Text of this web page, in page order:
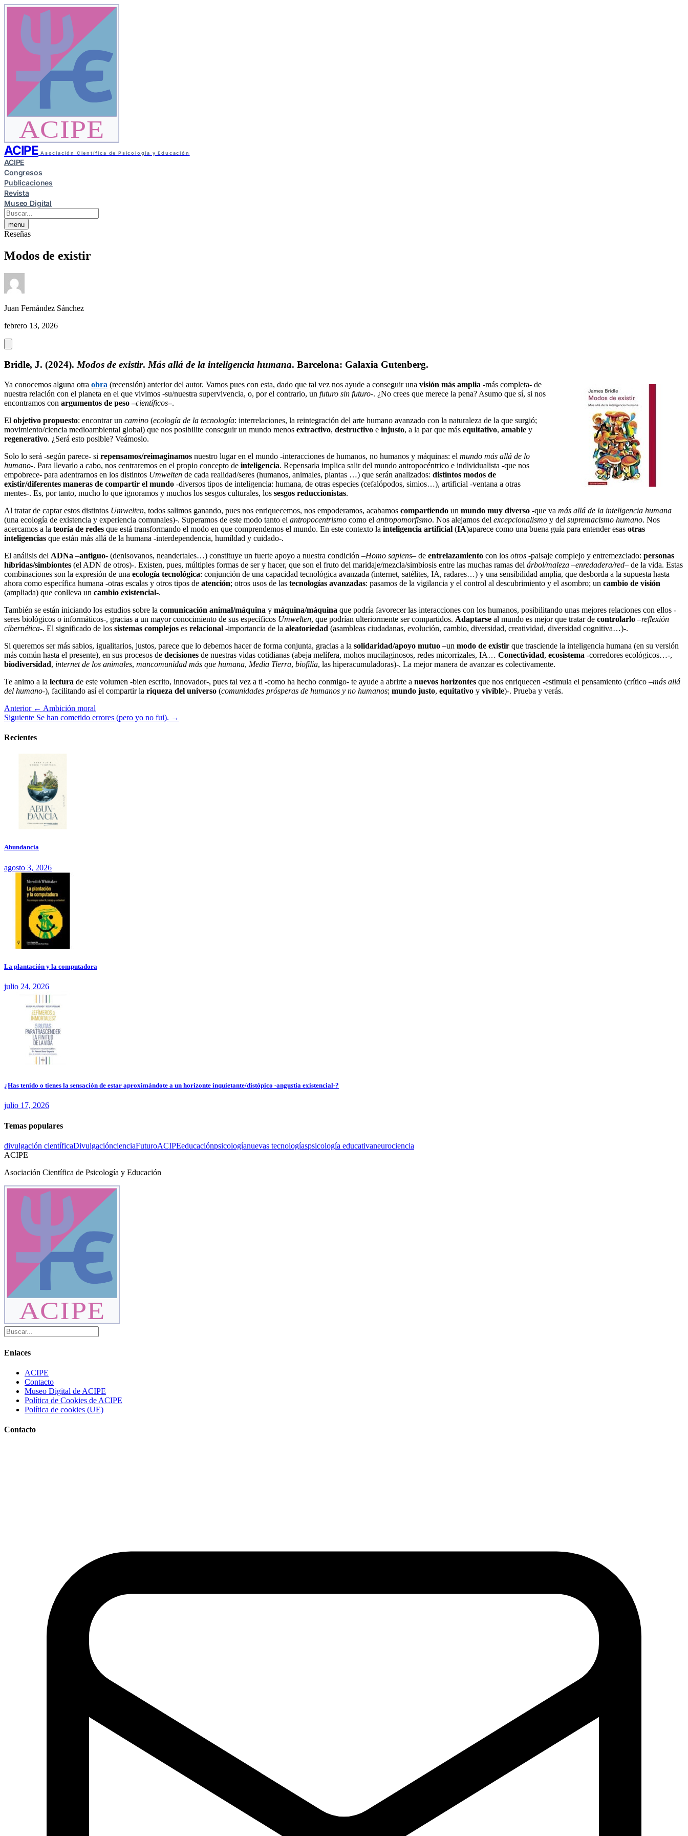
ACIPE
ACIPE Asociación Científica de Psicología y Educación
ACIPE
Congresos
Publicaciones
Revista
Museo Digital
menu
Reseñas
Modos de existir
Juan Fernández Sánchez
febrero 13, 2026
Bridle, J. (2024). Modos de existir. Más allá de la inteligencia humana. Barcelona: Galaxia Gutenberg.
Ya conocemos alguna otra obra (recensión) anterior del autor. Vamos pues con esta, dado que tal vez nos ayude a conseguir una visión más amplia -más completa- de
nuestra relación con el planeta en el que vivimos -su/nuestra supervivencia, o, por el contrario, un futuro sin futuro-. ¿No crees que merece la pena? Asumo que sí, si nos
encontramos con argumentos de peso –científicos–.
El objetivo propuesto: encontrar un camino (ecología de la tecnología: interrelaciones, la reintegración del arte humano avanzado con la naturaleza de la que surgió;
movimiento/ciencia medioambiental global) que nos posibilite conseguir un mundo menos extractivo, destructivo e injusto, a la par que más equitativo, amable y
regenerativo. ¿Será esto posible? Veámoslo.
Solo lo será -según parece- si repensamos/reimaginamos nuestro lugar en el mundo -interacciones de humanos, no humanos y máquinas: el mundo más allá de lo
humano-. Para llevarlo a cabo, nos centraremos en el propio concepto de inteligencia. Repensarla implica salir del mundo antropocéntrico e individualista -que nos
empobrece- para adentrarnos en los distintos Umwelten de cada realidad/seres (humanos, animales, plantas …) que serán analizados: distintos modos de
existir/diferentes maneras de compartir el mundo -diversos tipos de inteligencia: humana, de otras especies (cefalópodos, simios…), artificial -ventana a otras
mentes-. Es, por tanto, mucho lo que ignoramos y muchos los sesgos culturales, los sesgos reduccionistas.
Al tratar de captar estos distintos Umwelten, todos salimos ganando, pues nos enriquecemos, nos empoderamos, acabamos compartiendo un mundo muy diverso -que va más allá de la inteligencia humana
(una ecología de existencia y experiencia comunales)-. Superamos de este modo tanto el antropocentrismo como el antropomorfismo. Nos alejamos del excepcionalismo y del supremacismo humano. Nos
acercamos a la teoría de redes que está transformando el modo en que comprendemos el mundo. En este contexto la inteligencia artificial (IA)aparece como una buena guía para entender esas otras
inteligencias que están más allá de la humana -interdependencia, humildad y cuidado-.
El análisis del ADNa –antiguo- (denisovanos, neandertales…) constituye un fuerte apoyo a nuestra condición –Homo sapiens– de entrelazamiento con los otros -paisaje complejo y entremezclado: personas
híbridas/simbiontes (el ADN de otros)-. Existen, pues, múltiples formas de ser y hacer, que son el fruto del maridaje/mezcla/simbiosis entre las muchas ramas del árbol/maleza –enredadera/red– de la vida. Estas
combinaciones son la expresión de una ecología tecnológica: conjunción de una capacidad tecnológica avanzada (internet, satélites, IA, radares…) y una sensibilidad amplia, que desborda a la supuesta hasta
ahora como específica humana -otras escalas y otros tipos de atención; otros usos de las tecnologías avanzadas: pasamos de la vigilancia y el control al descubrimiento y el asombro; un cambio de visión
(ampliada) que conlleva un cambio existencial-.
También se están iniciando los estudios sobre la comunicación animal/máquina y máquina/máquina que podría favorecer las interacciones con los humanos, posibilitando unas mejores relaciones con ellos -
seres biológicos o informáticos-, gracias a un mayor conocimiento de sus específicos Umwelten, que podrían ulteriormente ser compartidos. Adaptarse al mundo es mejor que tratar de controlarlo –reflexión
cibernética-. El significado de los sistemas complejos es relacional -importancia de la aleatoriedad (asambleas ciudadanas, evolución, cambio, diversidad, creatividad, diversidad cognitiva…)-.
Si queremos ser más sabios, igualitarios, justos, parece que lo debemos hacer de forma conjunta, gracias a la solidaridad/apoyo mutuo –un modo de existir que trasciende la inteligencia humana (en su versión
más común hasta el presente), en sus procesos de decisiones de nuestras vidas cotidianas (abeja melífera, mohos mucilaginosos, redes micorrizales, IA… Conectividad, ecosistema -corredores ecológicos…-,
biodiversidad, internet de los animales, mancomunidad más que humana, Media Tierra, biofilia, las hiperacumuladoras)-. La mejor manera de avanzar es colectivamente.
Te animo a la lectura de este volumen -bien escrito, innovador-, pues tal vez a ti -como ha hecho conmigo- te ayude a abrirte a nuevos horizontes que nos enriquecen -estimula el pensamiento (crítico –más allá
del humano-), facilitando así el compartir la riqueza del universo (comunidades prósperas de humanos y no humanos; mundo justo, equitativo y vivible)-. Prueba y verás.
Anterior ← Ambición moral
Siguiente Se han cometido errores (pero yo no fui). →
Recientes
Abundancia
agosto 3, 2026
La plantación y la computadora
julio 24, 2026
¿Has tenido o tienes la sensación de estar aproximándote a un horizonte inquietante/distópico -angustia existencial-?
julio 17, 2026
Temas populares
divulgación científicaDivulgacióncienciaFuturoACIPEeducaciónpsicologíanuevas tecnologíaspsicología educativaneurociencia
ACIPE
Asociación Científica de Psicología y Educación
ACIPE
Enlaces
ACIPE
Contacto
Museo Digital de ACIPE
Política de Cookies de ACIPE
Política de cookies (UE)
Contacto